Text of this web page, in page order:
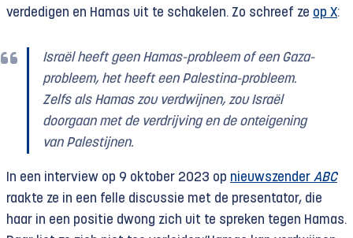
verdedigen en Hamas uit te schakelen. Zo schreef ze op X:
Israël heeft geen Hamas-probleem of een Gaza-
probleem, het heeft een Palestina-probleem.
Zelfs als Hamas zou verdwijnen, zou Israël
doorgaan met de verdrijving en de onteigening
van Palestijnen.
In een interview op 9 oktober 2023 op nieuwszender ABC
raakte ze in een felle discussie met de presentator, die
haar in een positie dwong zich uit te spreken tegen Hamas.